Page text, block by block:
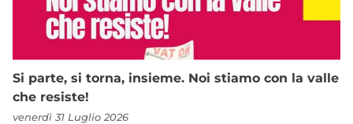
Si parte, si torna, insieme. Noi stiamo con la valle
che resiste!
venerdì 31 Luglio 2026